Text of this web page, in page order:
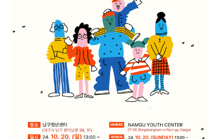
14:00 ~ 18:00 ㅣ청년 맞춤형 주거/금융 일대일 컨설팅 ?11월 10일 일
요일? 14:00 ~ 18:00 ㅣ취업! 무엇이든 물어보살 [일대일 취업 멘토링]
14:00 ~ 18:00 ㅣ청년 맞춤형 주거/금융 일대일 컨설팅 ?장소? 남구청
년센터 (대구광역시 남구 봉덕남로 99 세진빌딩 1층) ?문의? 070-